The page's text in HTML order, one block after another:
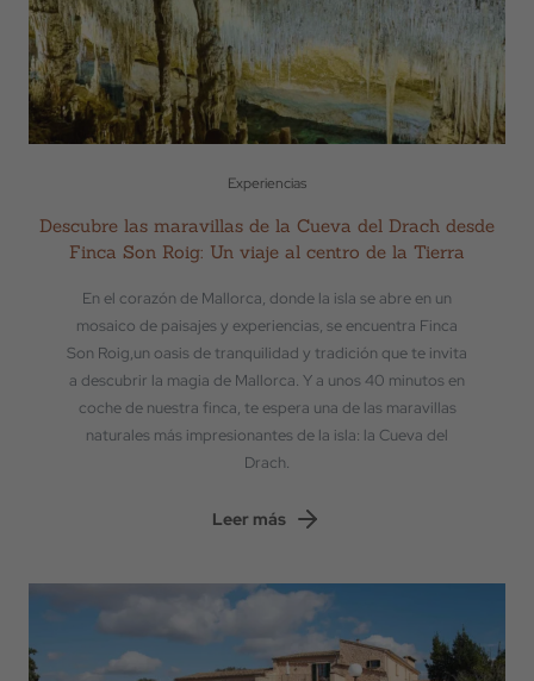
Experiencias
Descubre las maravillas de la Cueva del Drach desde
Finca Son Roig: Un viaje al centro de la Tierra
En el corazón de Mallorca, donde la isla se abre en un
mosaico de paisajes y experiencias, se encuentra Finca
Son Roig,un oasis de tranquilidad y tradición que te invita
a descubrir la magia de Mallorca. Y a unos 40 minutos en
coche de nuestra finca, te espera una de las maravillas
naturales más impresionantes de la isla: la Cueva del
Drach.
Leer más